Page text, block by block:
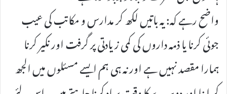
واضح رہے کہ: یہ باتیں لکھ کر مدارس و مکاتب کی عیب
جوئی کرنا یا ذمہ داروں کی کمی زیادتی پر گرفت اور نکیر کرنا
ہمارا مقصد نہیں ہے اور نہ ہی ہم ایسے مسئلوں میں الجھ